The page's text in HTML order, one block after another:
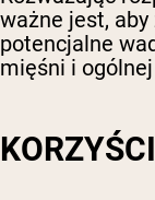
ważne jest,
potencjalne
mięśni i